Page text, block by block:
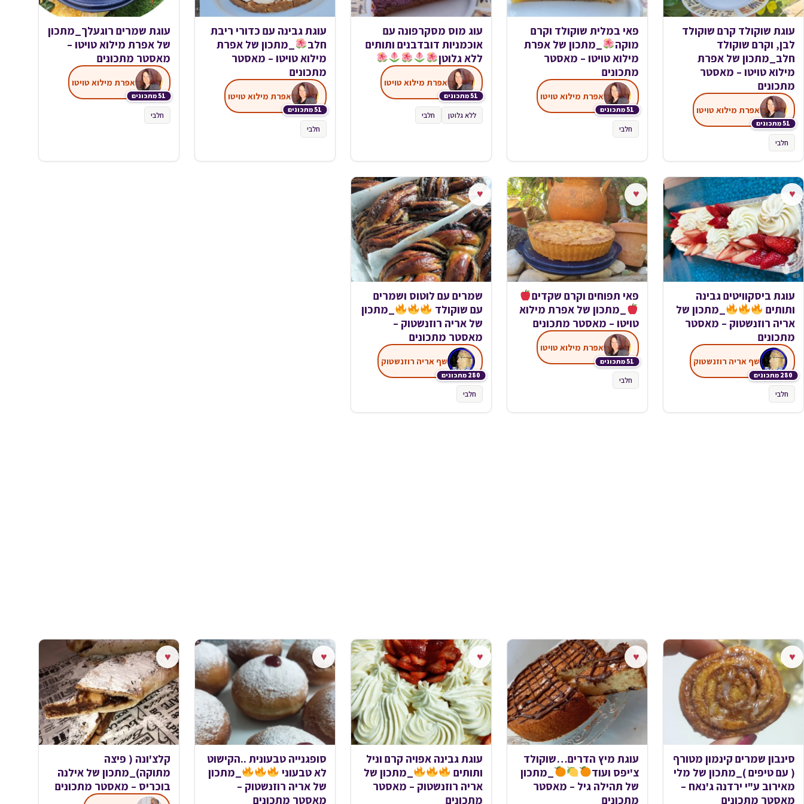
עוגת שוקולד קרם שוקולד
לבן, וקרם שוקולד
חלב_מתכון של אפרת
מילוא טויטו – מאסטר
מתכונים
51 מתכונים
אפרת מילוא טויטו
חלבי
פאי במלית שוקולד וקרם
מוקה
_מתכון של אפרת
מילוא טויטו – מאסטר
מתכונים
51 מתכונים
אפרת מילוא טויטו
חלבי
עוג מוס מסקרפונה עם
אוכמניות דובדבנים ותותים
ללא גלוטן
51 מתכונים
אפרת מילוא טויטו
ללא גלוטן חלבי
עוגת גבינה עם כדורי ריבת
חלב
_מתכון של אפרת
מילוא טויטו – מאסטר
מתכונים
51 מתכונים
אפרת מילוא טויטו
חלבי
עוגת שמרים רוגעלך_מתכון
של אפרת מילוא טויטו –
מאסטר מתכונים
51 מתכונים
אפרת מילוא טויטו
חלבי
♥
עוגת ביסקוויטים גבינה
ותותים
_מתכון של
אריה רוזנשטוק – מאסטר
מתכונים
280 מתכונים
שף אריה רוזנשטוק
חלבי
♥
פאי תפוחים וקרם שקדים
_מתכון של אפרת מילוא
טויטו – מאסטר מתכונים
51 מתכונים
אפרת מילוא טויטו
חלבי
♥
שמרים עם לוטוס ושמרים
עם שוקולד
_מתכון
של אריה רוזנשטוק –
מאסטר מתכונים
280 מתכונים
שף אריה רוזנשטוק
חלבי
♥
סינבון שמרים קינמון מטורף
( עם טיפים )_מתכון של מלי
מאירוב ע"י ירדנה ג'נאח –
מאסטר מתכונים
♥
עוגת מיץ הדרים…שוקולד
צ'יפס ועוד
_מתכון
של תהילה גיל – מאסטר
מתכונים
♥
עוגת גבינה אפויה קרם וניל
ותותים
_מתכון של
אריה רוזנשטוק – מאסטר
מתכונים
♥
סופגנייה טבעונית ..הקישוט
לא טבעוני
_מתכון
של אריה רוזנשטוק –
מאסטר מתכונים
♥
קלצ'ונה ( פיצה
מתוקה)_מתכון של אילנה
בוכריס – מאסטר מתכונים